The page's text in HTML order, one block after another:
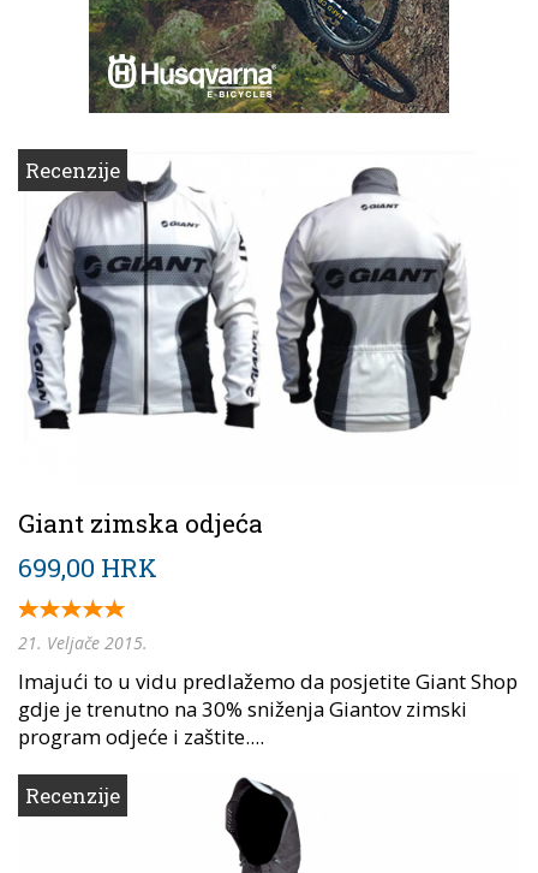
Recenzije
Giant zimska odjeća
699,00 HRK
21. Veljače 2015.
Imajući to u vidu predlažemo da posjetite Giant Shop
gdje je trenutno na 30% sniženja Giantov zimski
program odjeće i zaštite....
Recenzije